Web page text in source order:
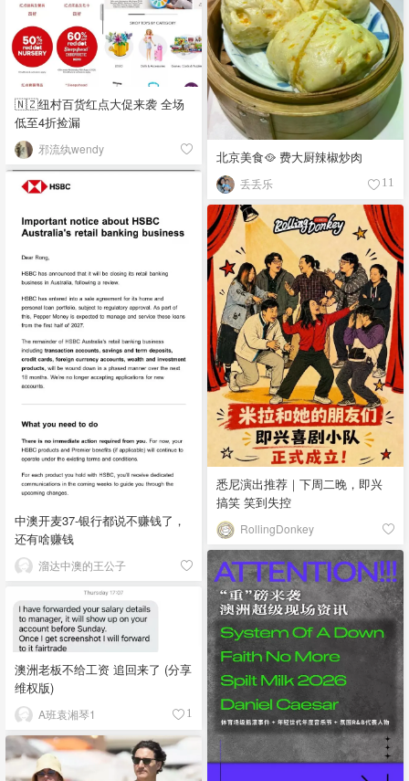
🇳🇿纽村百货红点大促来袭 全场
低至4折捡漏
邪流纨wendy
北京美食🥘 费大厨辣椒炒肉
丢丢乐 11
中澳开麦37-银行都说不赚钱了，
还有啥赚钱
溜达中澳的王公子
悉尼演出推荐｜下周二晚，即兴
搞笑 笑到失控
RollingDonkey
澳洲老板不给工资 追回来了 (分享
维权版)
A班袁湘琴1 1